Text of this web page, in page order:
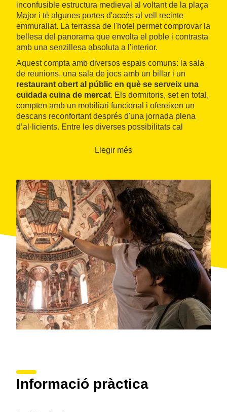
inconfusible estructura medieval al voltant de la plaça
Major i té algunes portes d'accés al vell recinte
emmurallat. La terrassa de l'hotel permet comprovar la
bellesa del panorama que envolta el poble i contrasta
amb una senzillesa absoluta a l'interior.
Aquest compta amb diversos espais comuns: la sala
de reunions, una sala de jocs amb un billar i un
restaurant obert al públic en què se serveix una
cuidada cuina de mercat. Els dormitoris, set en total,
compten amb un mobiliari funcional i ofereixen un
descans reconfortant després d'una jornada plena
d’al·licients. Entre les diverses possibilitats cal
barroc a l’església, la ruta cultural del romànic o la
Llegir més
Informació pràctica